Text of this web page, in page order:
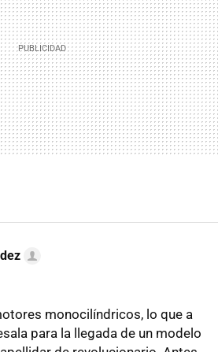
monocilíndricos, lo que a
para la llegada de un modelo